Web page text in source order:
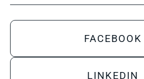
FACEBOOK
LINKEDIN